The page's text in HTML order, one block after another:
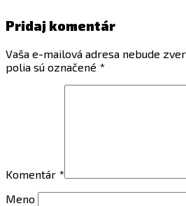
Pridaj komentár
Vaša e-mailová adresa nebude
polia sú označené *
Komentár *
Meno